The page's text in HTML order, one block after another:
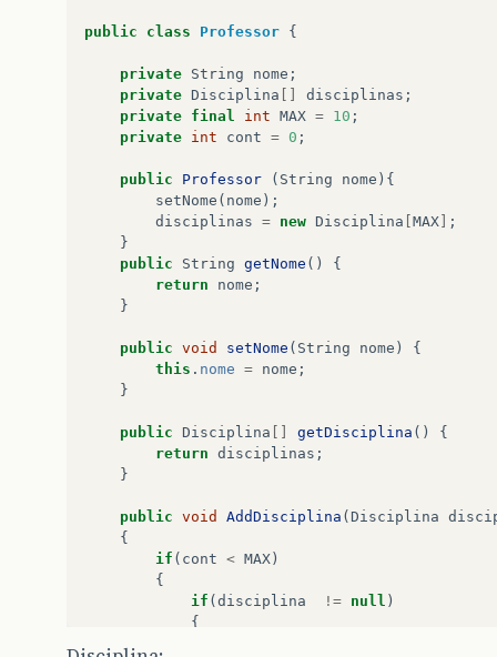
public class Professor {
private String nome ;
private Disciplina disciplinas ;
private final int MAX = 10 ;
private int cont = 0 ;
public Professor ( String nome ){
setNome ( nome );
disciplinas = new Disciplina MAX
;
}
public
String getNome ()
{
return
nome ;
}
public void setNome ( String nome )
{
this . nome = nome ;
}
public Disciplina getDisciplina ()
{
return disciplinas ;
}
public void AddDisciplina ( Disciplina
{
if ( cont < MAX )
{
if ( disciplina != null )
{